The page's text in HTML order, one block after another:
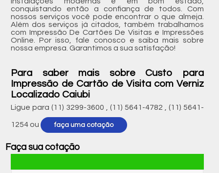
conquistando então a confiança de todos. Com
nossos serviços você pode encontrar o que almeja.
Além dos serviços já citados, também trabalhamos
com Impressão De Cartões De Visitas e Impressões
Online. Por isso, fale conosco e saiba mais sobre
nossa empresa. Garantimos a sua satisfação!
Para saber mais sobre Custo para
Impressão de Cartão de Visita com Verniz
Localizado Caiubi
Ligue para (11) 3299-3600 ,(11) 5641-4782 ,(11) 5641-
1254 ou faça uma cotação
Faça sua cotação